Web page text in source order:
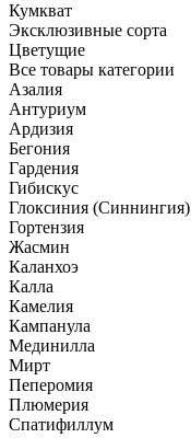
Кумкват
Эксклюзивные сорта
Цветущие
Все товары категории
Азалия
Антуриум
Ардизия
Бегония
Гардения
Гибискус
Глоксиния (Синнингия)
Гортензия
Жасмин
Каланхоэ
Калла
Камелия
Кампанула
Мединилла
Мирт
Пеперомия
Плюмерия
Спатифиллум